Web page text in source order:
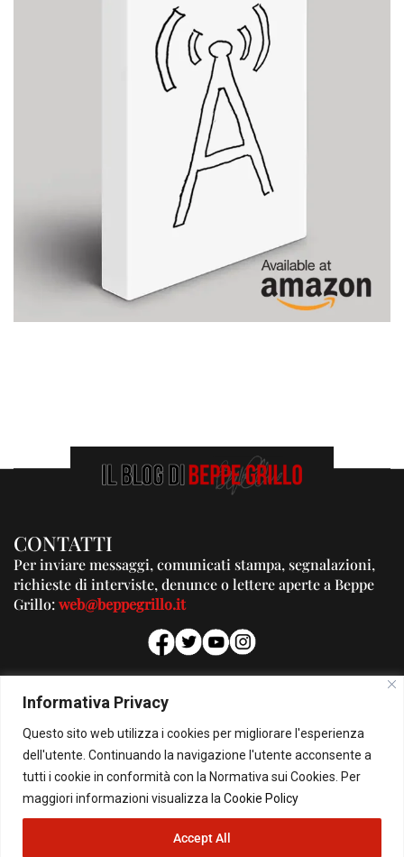
Informativa Privacy
Questo sito web utilizza i cookies per migliorare l'esperienza
dell'utente. Continuando la navigazione l'utente acconsente a
tutti i cookie in conformità con la Normativa sui Cookies. Per
maggiori informazioni visualizza la Cookie Policy
Accept All
CONTATTI
Per inviare messaggi, comunicati stampa, segnalazioni,
richieste di interviste, denunce o lettere aperte a Beppe
Grillo:web@beppegrillo.it
PUBBLICITA'
Per la tua pubblicità su questo Blog:
pubblicita@beppegrillo.it
© Copyright 2026 - Il Blog di Beppe Grillo. All Rights Reserved - Powered by